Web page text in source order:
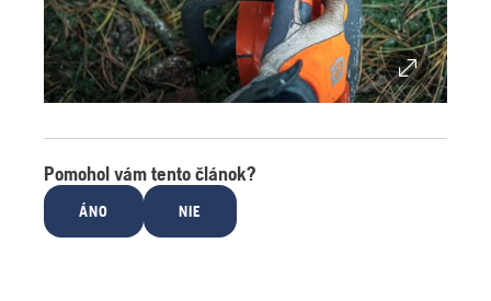
Pomohol vám tento článok?
ÁNO NIE